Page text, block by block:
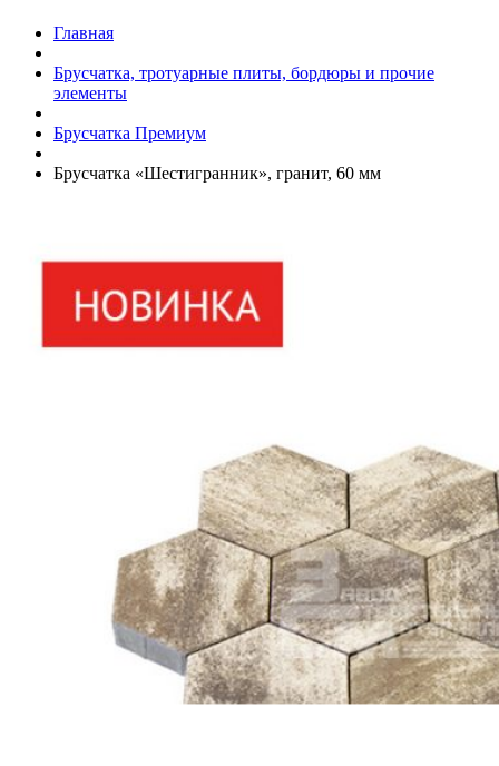
Главная
Брусчатка, тротуарные плиты, бордюры и прочие
элементы
Брусчатка Премиум
Брусчатка «Шестигранник», гранит, 60 мм